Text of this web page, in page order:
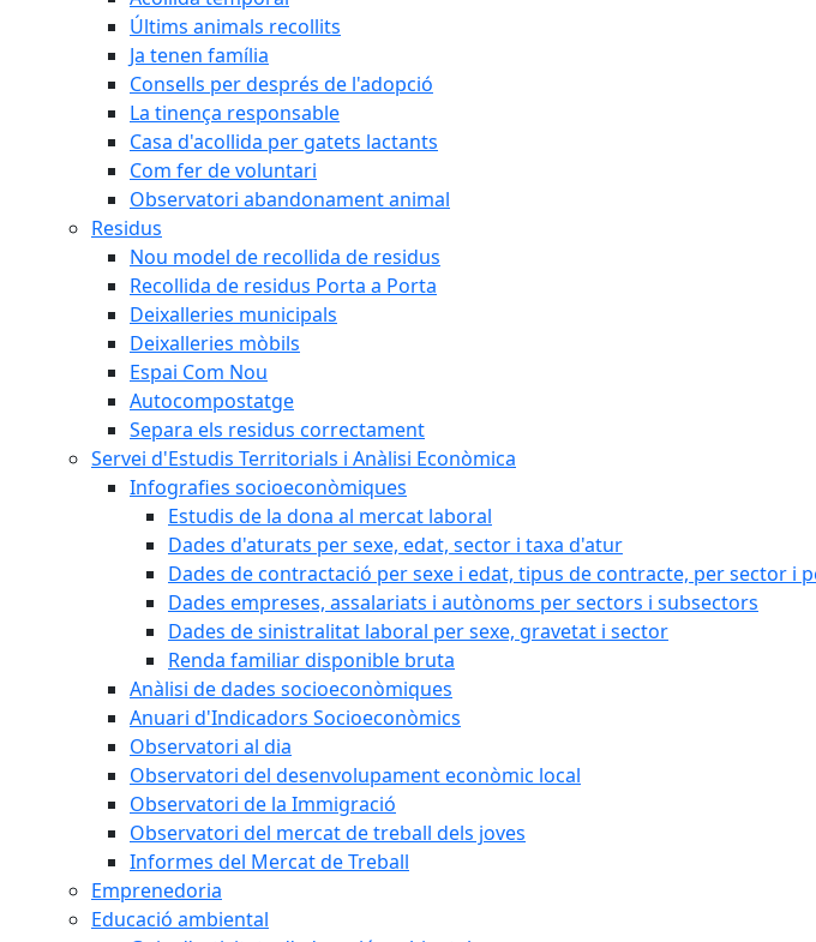
Últims animals recollits
Ja tenen família
Consells per després de l'adopció
La tinença responsable
Casa d'acollida per gatets lactants
Com fer de voluntari
Observatori abandonament animal
Residus
Nou model de recollida de residus
Recollida de residus Porta a Porta
Deixalleries municipals
Deixalleries mòbils
Espai Com Nou
Autocompostatge
Separa els residus correctament
Servei d'Estudis Territorials i Anàlisi Econòmica
Infografies socioeconòmiques
Estudis de la dona al mercat laboral
Dades d'aturats per sexe, edat, sector i taxa d'atur
Dades de contractació per sexe i edat, tipus de contracte, per sector i
Dades empreses, assalariats i autònoms per sectors i subsectors
Dades de sinistralitat laboral per sexe, gravetat i sector
Renda familiar disponible bruta
Anàlisi de dades socioeconòmiques
Anuari d'Indicadors Socioeconòmics
Observatori al dia
Observatori del desenvolupament econòmic local
Observatori de la Immigració
Observatori del mercat de treball dels joves
Informes del Mercat de Treball
Emprenedoria
Educació ambiental